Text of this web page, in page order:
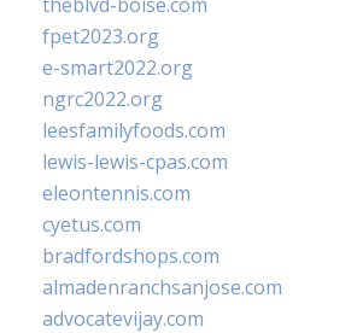
fpet2023.org
e-smart2022.org
ngrc2022.org
leesfamilyfoods.com
lewis-lewis-cpas.com
eleontennis.com
cyetus.com
bradfordshops.com
almadenranchsanjose.com
advocatevijay.com